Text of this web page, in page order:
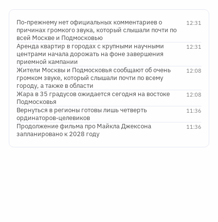
12:31
По-прежнему нет официальных комментариев о
причинах громкого звука, который слышали почти по
всей Москве и Подмосковью
12:31
Аренда квартир в городах с крупными научными
центрами начала дорожать на фоне завершения
приемной кампании
12:08
Жители Москвы и Подмосковья сообщают об очень
громком звуке, который слышали почти по всему
городу, а также в области
12:08
Жара в 35 градусов ожидается сегодня на востоке
Подмосковья
11:36
Вернуться в регионы готовы лишь четверть
ординаторов-целевиков
11:36
Продолжение фильма про Майкла Джексона
запланировано к 2028 году